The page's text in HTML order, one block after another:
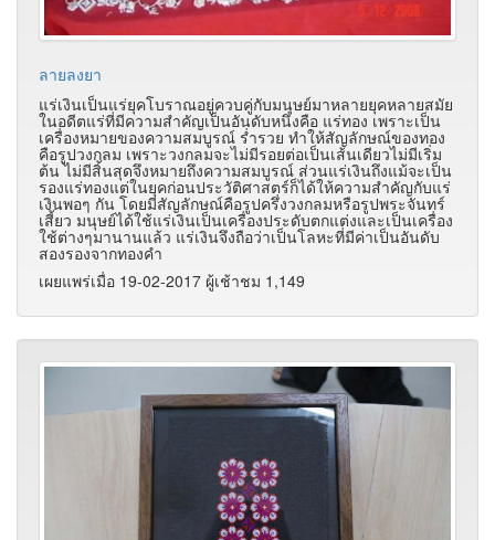
ลายลงยา
แร่เงินเป็นแร่ยุคโบราณอยู่ควบคู่กับมนุษย์มาหลายยุคหลายสมัย
ในอดีตแร่ที่มีความสำคัญเป็นอันดับหนึ่งคือ แร่ทอง เพราะเป็น
เครื่องหมายของความสมบูรณ์ ร่ำรวย ทำให้สัญลักษณ์ของทอง
คือรูปวงกลม เพราะวงกลมจะไม่มีรอยต่อเป็นเส้นเดียวไม่มีเริ่ม
ต้น ไม่มีสิ้นสุดจึงหมายถึงความสมบูรณ์ ส่วนแร่เงินถึงแม้จะเป็น
รองแร่ทองแต่ในยุคก่อนประวัติศาสตร์ก็ได้ให้ความสำคัญกับแร่
เงินพอๆ กัน โดยมีสัญลักษณ์คือรูปครึ่งวงกลมหรือรูปพระจันทร์
เสี้ยว มนุษย์ได้ใช้แร่เงินเป็นเครื่องประดับตกแต่งและเป็นเครื่อง
ใช้ต่างๆมานานแล้ว แร่เงินจึงถือว่าเป็นโลหะที่มีค่าเป็นอันดับ
สองรองจากทองคำ
เผยแพร่เมื่อ 19-02-2017 ผู้เช้าชม 1,149